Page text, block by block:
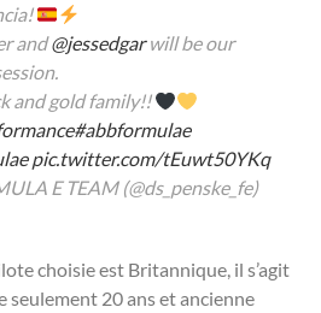
and@jessedgarwill be our
and gold family!!
#abbformulae
pic.twitter.com/tEuwt50YKq
E TEAM (@ds_penske_fe)
choisie est Britannique, il s’agit
seulement 20 ans et ancienne